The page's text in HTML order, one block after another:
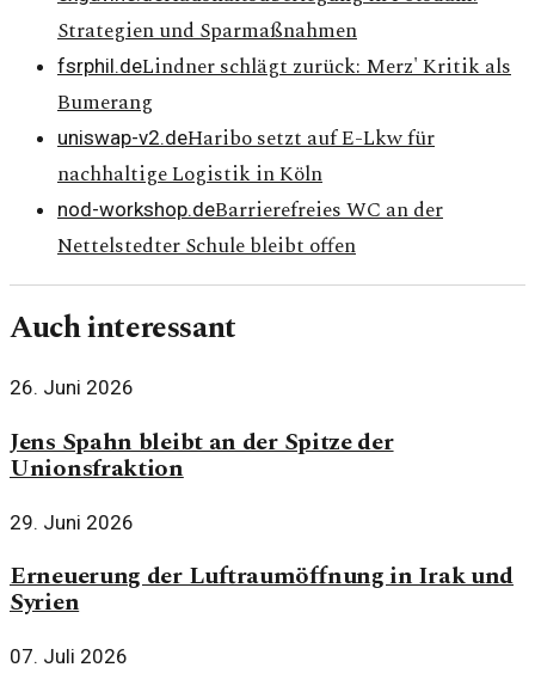
Strategien und Sparmaßnahmen
fsrphil.deLindner schlägt zurück: Merz' Kritik als
Bumerang
uniswap-v2.deHaribo setzt auf E-Lkw für
nachhaltige Logistik in Köln
nod-workshop.deBarrierefreies WC an der
Nettelstedter Schule bleibt offen
Auch interessant
26. Juni 2026
Jens Spahn bleibt an der Spitze der
Unionsfraktion
29. Juni 2026
Erneuerung der Luftraumöffnung in Irak und
Syrien
07. Juli 2026